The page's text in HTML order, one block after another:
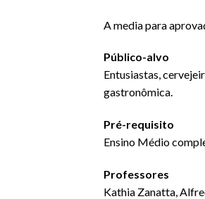
A media para
Público-alvo
Entusiastas,
gastronômica.
Pré-requisito
Ensino Médio
Professores
Kathia Zanatta,